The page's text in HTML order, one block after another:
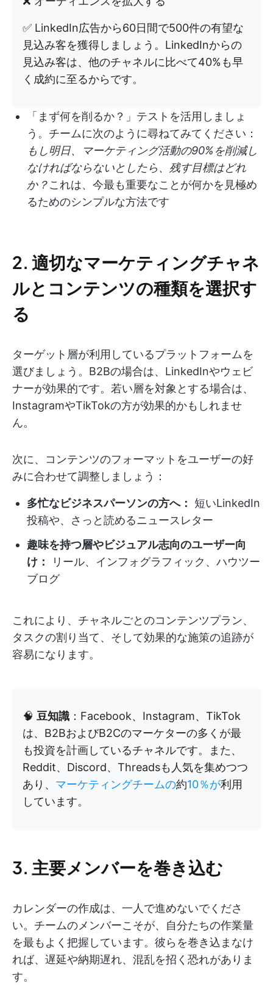
✅ LinkedIn広告から60日間で500件の有望な
見込み客を獲得しましょう。LinkedInからの
見込み客は、他のチャネルに比べて40%も早
く成約に至るからです。
「まず何を削るか？」テストを活用しましょ
う。チームに次のように尋ねてみてください：
もし明日、マーケティング活動の90%を削減し
なければならないとしたら、残す目標はどれ
か？これは、今最も重要なことが何かを見極め
るためのシンプルな方法です
2. 適切なマーケティングチャネ
ルとコンテンツの種類を選択す
る
ターゲット層が利用しているプラットフォームを
選びましょう。B2Bの場合は、LinkedInやウェビ
ナーが効果的です。若い層を対象とする場合は、
InstagramやTikTokの方が効果的かもしれませ
ん。
次に、コンテンツのフォーマットをユーザーの好
みに合わせて調整しましょう：
多忙なビジネスパーソンの方へ： 短いLinkedIn
投稿や、さっと読めるニュースレター
趣味を持つ層やビジュアル志向のユーザー向
け：
リール、インフォグラフィック、ハウツー
ブログ
これにより、チャネルごとのコンテンツプラン、
タスクの割り当て、そして効果的な施策の追跡が
容易になります。
🧠 豆知識 ：Facebook、Instagram、TikTok
は、B2BおよびB2Cのマーケターの多くが最
も投資を計画しているチャネルです。また、
Reddit、Discord、Threadsも人気を集めつつ
あり、 マーケティングチームの約10％が利用
しています。
3. 主要メンバーを巻き込む
カレンダーの作成は、一人で進めないでくださ
い。チームのメンバーこそが、自分たちの作業量
を最もよく把握しています。彼らを巻き込まなけ
れば、遅延や納期遅れ、混乱を招く恐れがありま
す。